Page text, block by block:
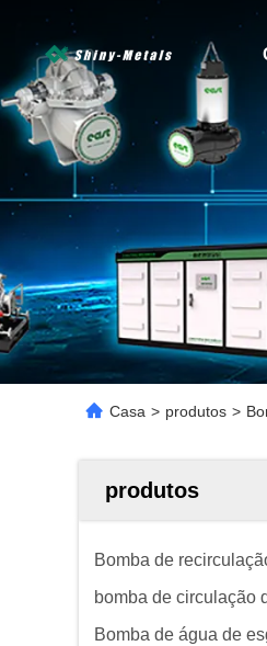
Casa > produtos >
produtos
Bomba de
bomba de circulação
Bomba de água de